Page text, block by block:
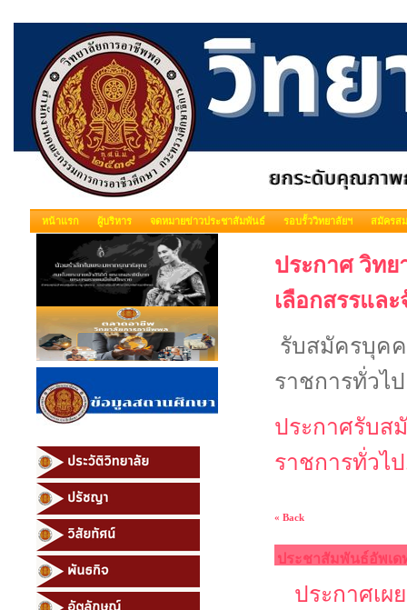
หน้าแรก ผู้บริหาร จดหมายข่าวประชาสัมพันธ์ รอบรั้ววิทยาลัยฯ สมัครส
ประกาศ วิทย
เลือกสรรแล
รับสมัครบุคค
ราชการทั่วไป
ประกาศรับส
ราชการทั่วไ
« Back
ประชาสัมพันธ์อัพเด
ประกาศเผ